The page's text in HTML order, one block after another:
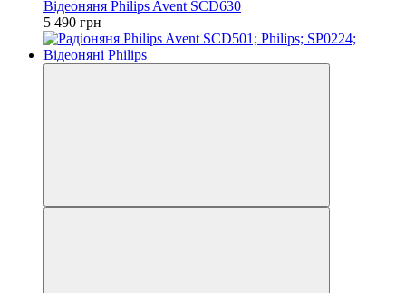
Відеоняня Philips Avent SCD630
5 490 грн